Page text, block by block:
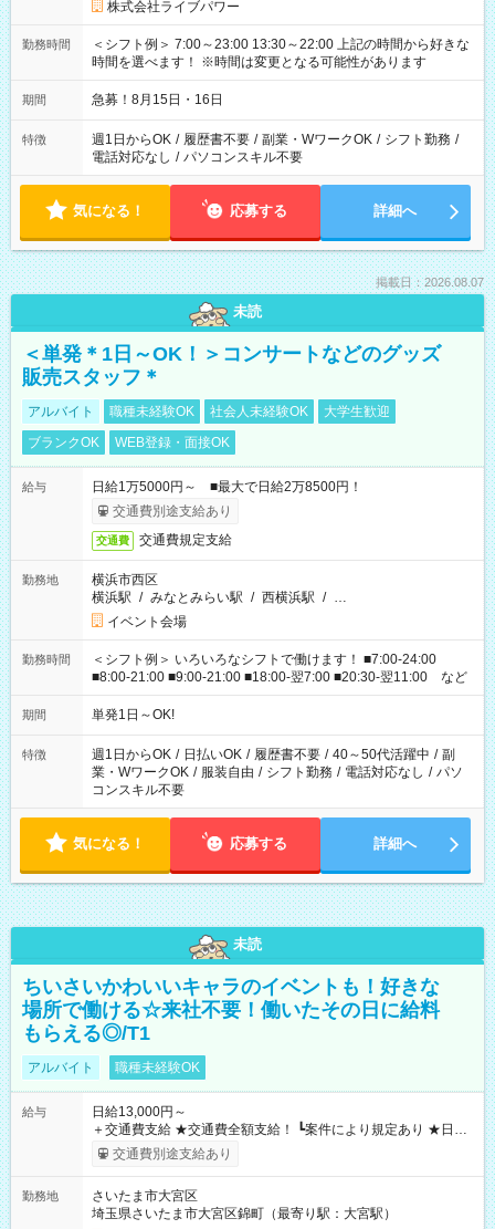
株式会社ライブパワー
勤務時間
＜シフト例＞ 7:00～23:00 13:30～22:00 上記の時間から好きな
時間を選べます！ ※時間は変更となる可能性があります
期間 急募！8月15日・16日
特徴 週1日からOK / 履歴書不要 / 副業・WワークOK / シフト勤務 /
電話対応なし / パソコンスキル不要
気になる！ 応募する 詳細へ
掲載日：2026.08.07
未読
＜単発＊1日～OK！＞コンサートなどのグッズ
販売スタッフ＊
アルバイト 職種未経験OK 社会人未経験OK
大学生歓迎
ブランクOK
WEB登録・面接OK
給与
日給1万5000円～ ■最大で日給2万8500円！
交通費別途支給あり
交通費 交通費規定支給
勤務地
横浜市西区
横浜駅 / みなとみらい駅 / 西横浜駅 / …
イベント会場
勤務時間
＜シフト例＞ いろいろなシフトで働けます！ ■7:00-24:00
■8:00-21:00 ■9:00-21:00 ■18:00-翌7:00 ■20:30-翌11:00 など
期間 単発1日～OK!
特徴 週1日からOK / 日払いOK / 履歴書不要 / 40～50代活躍中 / 副
業・WワークOK / 服装自由 / シフト勤務 / 電話対応なし / パソ
コンスキル不要
気になる！ 応募する 詳細へ
未読
ちいさいかわいいキャラのイベントも！好きな
場所で働ける☆来社不要！働いたその日に給料
もらえる◎/T1
アルバイト 職種未経験OK
給与
日給13,000円～
＋交通費支給 ★交通費全額支給！ ┗案件により規定あり ★日払
いOK！（規定あり） ┗働いたその日に現金GET♪ お仕事後はコ
ンビニATMから 日払い分を引き落とせます！ 【試用期間】試
交通費別途支給あり
勤務地
さいたま市大宮区
埼玉県さいたま市大宮区錦町（最寄り駅：大宮駅）